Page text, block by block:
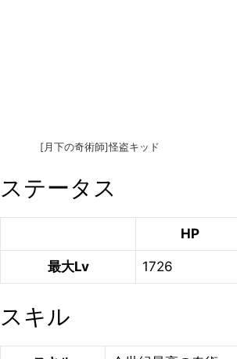
[月下の奇術師]怪盗キッド
ステータス
HP
最大Lv 1726
スキル